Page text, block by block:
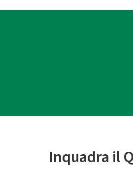
Inquadra il